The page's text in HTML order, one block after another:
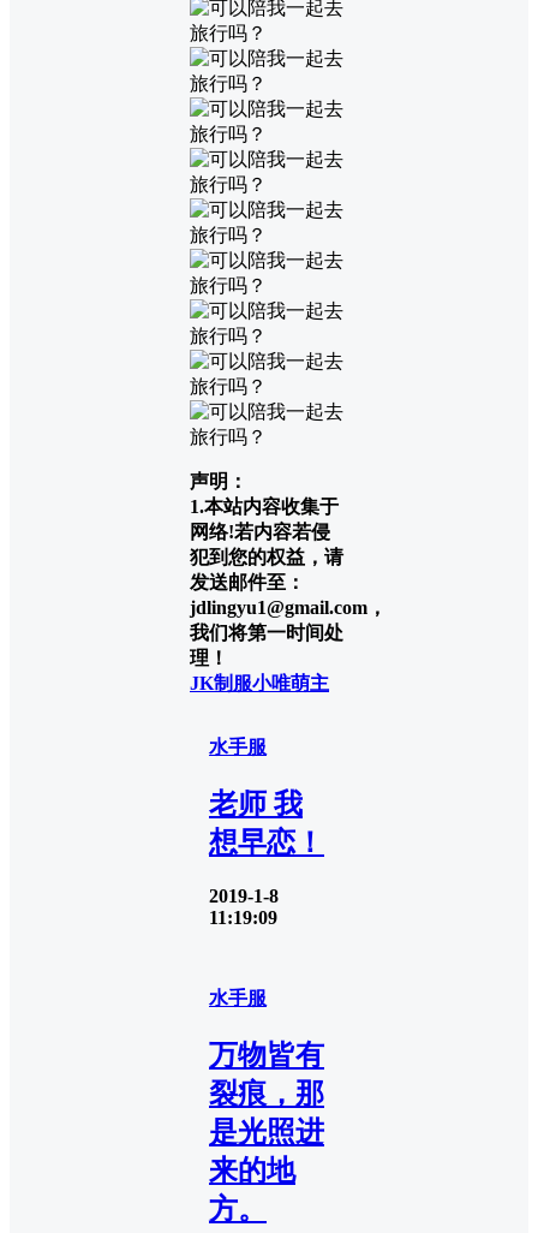
声明：
1.本站内容收集于
网络!若内容若侵
犯到您的权益，请
发送邮件至：
jdlingyu1@gmail.com，
我们将第一时间处
理！
JK制服小唯萌主
水手服
老师 我
想早恋！
2019-1-8
11:19:09
水手服
万物皆有
裂痕，那
是光照进
来的地
方。